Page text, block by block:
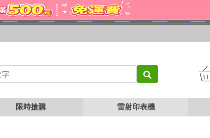
限時搶購 雷射印表機